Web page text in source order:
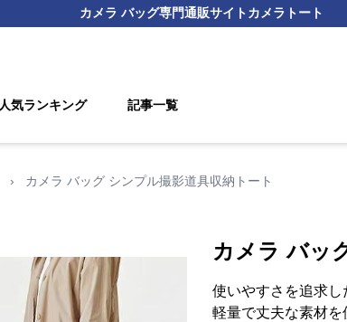
カメラ バッグ専門通販サイトカメラトート
人気ランキング 記事一覧
› カメラ バッグ シンプル撮影道具収納トート
カメラ バッ
使いやすさを追求し
軽量で丈夫な素材を